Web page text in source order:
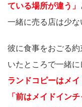
ている場所が違う」
一緒に売る店は少な
彼に食事をおごる
いたところで一緒
ランドコピーはメ
「前はメイドイン